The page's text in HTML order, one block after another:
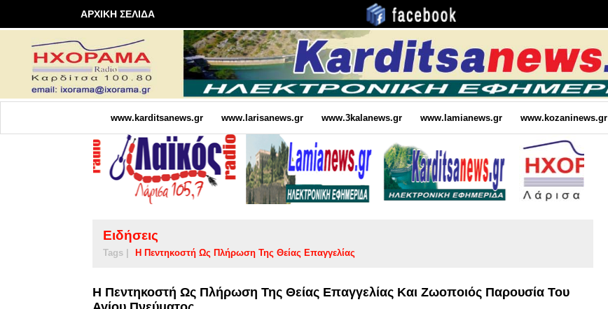
ΑΡΧΙΚΗ ΣΕΛΙΔΑ
www.karditsanews.gr www.larisanews.gr www.3kalanews.gr www.lamianews.gr www.kozaninews.gr
Ειδήσεις
Tags | Η Πεντηκοστή Ως Πλήρωση Της Θείας Επαγγελίας
Η Πεντηκοστή Ως Πλήρωση Της Θείας Επαγγελίας Και Ζωοποιός Παρουσία Του